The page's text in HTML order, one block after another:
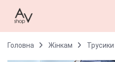
Головна Жінкам Трусики